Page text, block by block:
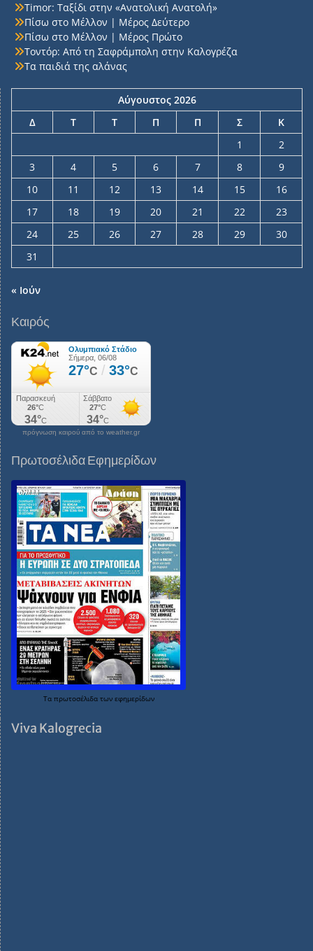
Timor: Ταξίδι στην «Ανατολική Ανατολή»
Πίσω στο Μέλλον | Μέρος Δεύτερο
Πίσω στο Μέλλον | Μέρος Πρώτο
Τοντόρ: Από τη Σαφράμπολη στην Καλογρέζα
Τα παιδιά της αλάνας
Αύγουστος 2026
Δ
Τ Τ Π Π Σ
Κ
1
2
3
4 5 6 7 8
9
10
11 12 13 14 15
16
17
18 19 20 21 22
23
24
25 26 27 28 29
30
31
« Ιούν
Καιρός
πρόγνωση καιρού από το weather.gr
Πρωτοσέλιδα Εφημερίδων
Τα πρωτοσέλιδα των εφημερίδων
Viva Kalogrecia